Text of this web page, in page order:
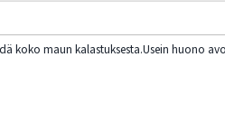
koko maun kalastuksesta.Usein huono